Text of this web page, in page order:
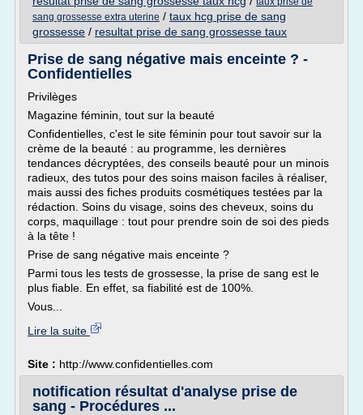
sang grossesse extra uterine / taux hcg prise de sang
grossesse / resultat prise de sang grossesse taux
Prise de sang négative mais enceinte ? -
Confidentielles
Privilèges
Magazine féminin, tout sur la beauté
Confidentielles, c'est le site féminin pour tout savoir sur la
crème de la beauté : au programme, les dernières
tendances décryptées, des conseils beauté pour un minois
radieux, des tutos pour des soins maison faciles à réaliser,
mais aussi des fiches produits cosmétiques testées par la
rédaction. Soins du visage, soins des cheveux, soins du
corps, maquillage : tout pour prendre soin de soi des pieds
à la tête !
Prise de sang négative mais enceinte ?
Parmi tous les tests de grossesse, la prise de sang est le
plus fiable. En effet, sa fiabilité est de 100%.
Vous...
Lire la suite
Site : http://www.confidentielles.com
notification résultat d'analyse prise de
sang - Procédures ...